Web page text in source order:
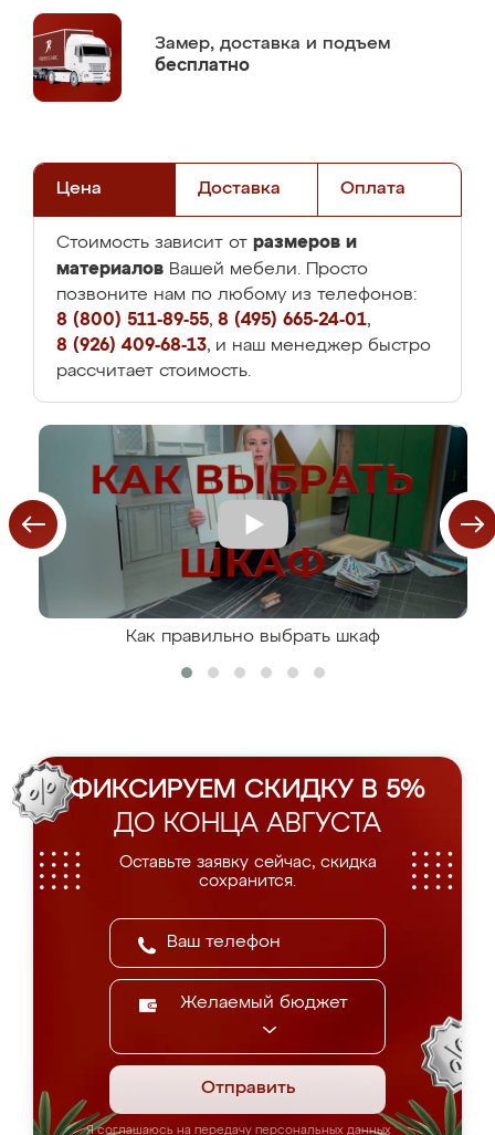
Замер, доставка и подъем
бесплатно
Цена Доставка Оплата
Стоимость зависит от размеров и
материалов Вашей мебели. Просто
позвоните нам по любому из телефонов:
8 (800) 511-89-55, 8 (495) 665-24-01,
8 (926) 409-68-13, и наш менеджер быстро
рассчитает стоимость.
Как правильно выбрать шкаф
ФИКСИРУЕМ СКИДКУ В 5%
ДО КОНЦА АВГУСТА
Оставьте заявку сейчас, скидка
сохранится.
Желаемый бюджет
Отправить
Я соглашаюсь на передачу персональных данных